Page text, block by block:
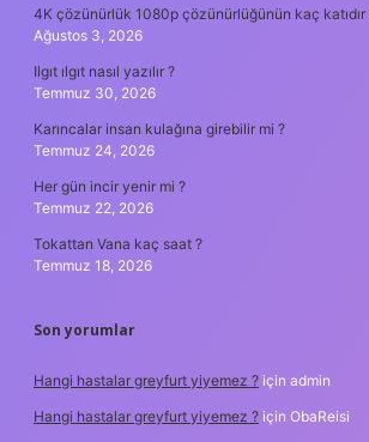
4K çözünürlük 1080p çözünürlüğünün kaç katıdır
Ağustos 3, 2026
Ilgıt ılgıt nasıl yazılır ?
Temmuz 30, 2026
Karıncalar insan kulağına girebilir mi ?
Temmuz 24, 2026
Her gün incir yenir mi ?
Temmuz 22, 2026
Tokattan Vana kaç saat ?
Temmuz 18, 2026
Son yorumlar
Hangi hastalar greyfurt yiyemez ? için admin
Hangi hastalar greyfurt yiyemez ? için ObaReisi